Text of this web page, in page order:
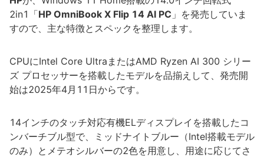
2in1「HP OmniBook X Flip 14 AI PC 」を発売していま
すので、主な特徴とスペックを整理します。
CPUにIntel Core UltraまたはAMD Ryzen AI 300 シリー
ズ プロセッサーを搭載したモデルを品揃えして、発売開
始は2025年4月11日からです。
14インチのタッチ対応有機ELディスプレイを搭載したコ
ンバーチブル型で、ミッドナイトブルー（Intel搭載モデル
のみ）とメテオシルバーの2色を用意し、用途に応じてさ